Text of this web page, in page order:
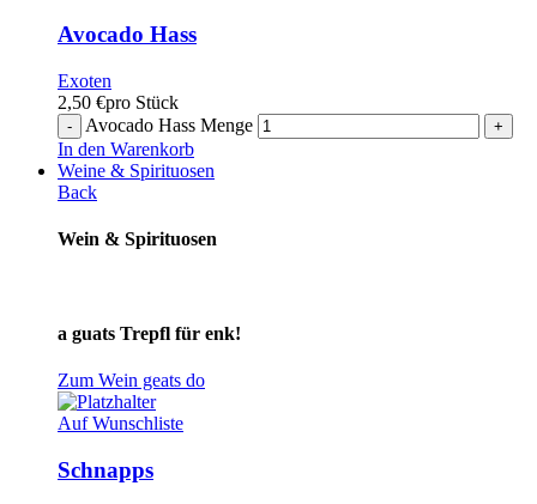
Avocado Hass
Exoten
2,50 €pro Stück
Avocado Hass Menge
In den Warenkorb
Weine & Spirituosen
Back
Wein & Spirituosen
a guats Trepfl für enk!
Zum Wein geats do
Auf Wunschliste
Schnapps